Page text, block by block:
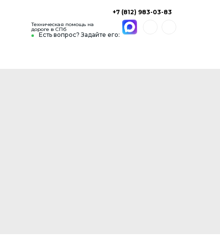
Есть вопрос? Задайте его:
+7 (812) 983-03-83
Техническая помощь на
дороге в СПб